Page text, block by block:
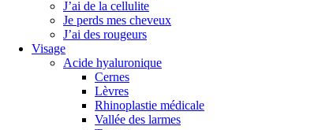
J’ai de la cellulite
Je perds mes cheveux
J’ai des rougeurs
Visage
Acide hyaluronique
Cernes
Lèvres
Rhinoplastie médicale
Vallée des larmes